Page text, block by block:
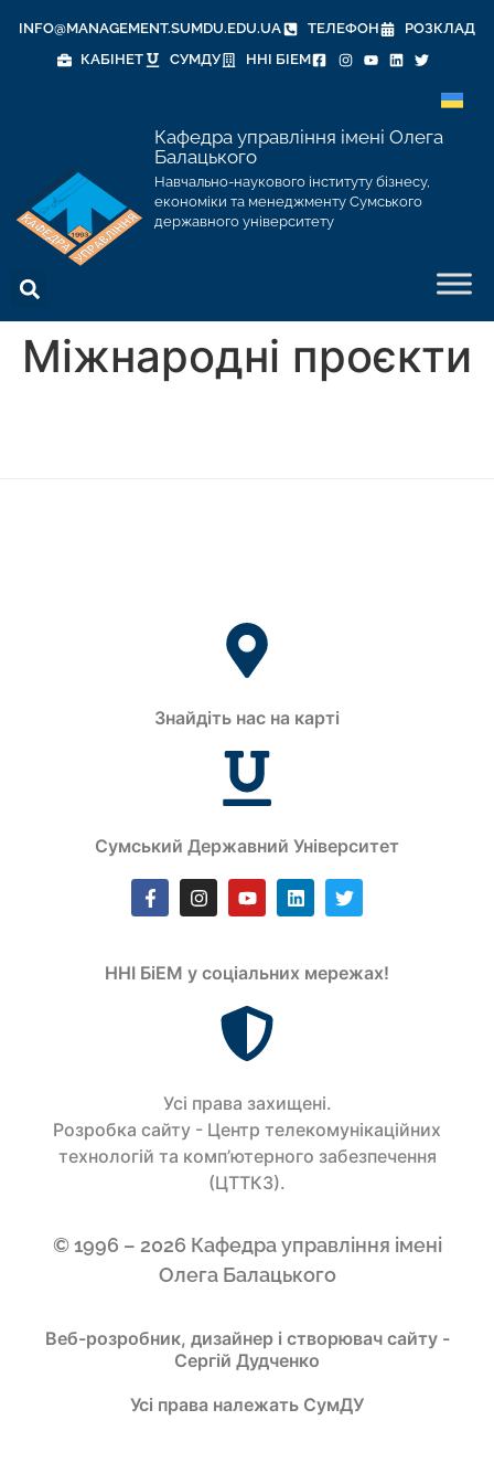
INFO@MANAGEMENT.SUMDU.EDU.UA ТЕЛЕФОН
РОЗКЛАД
КАБІНЕТ
СУМДУ ННІ БІЕМ
Кафедра управління імені Олега
Балацького
Навчально-наукового інституту бізнесу,
економіки та менеджменту Сумського
державного університету
Міжнародні проєкти
Знайдіть нас на карті
Сумський Державний Університет
ННІ БіЕМ у соціальних мережах!
Усi права захищенi.
Розробка сайту - Центр телекомунікаційних
технологій та комп’ютерного забезпечення
(ЦТТКЗ).
© 1996 – 2026 Кафедра управління імені
Олега Балацького
Веб-розробник, дизайнер і створювач сайту -
Сергій Дудченко
Усі права належать СумДУ